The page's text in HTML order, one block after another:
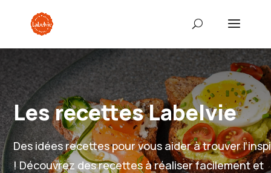
Les recettes Labelvie
Des idées recettes pour vous aider à trouver
! Découvrez des recettes à réaliser facilement et